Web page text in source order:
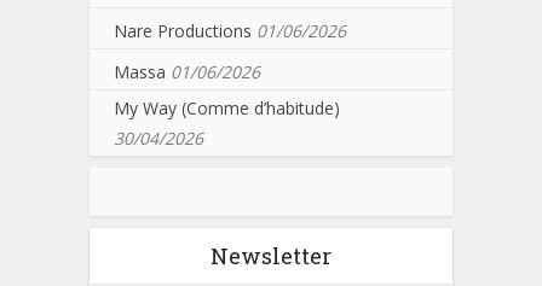
Nare Productions 01/06/2026
Massa 01/06/2026
My Way (Comme d’habitude)
30/04/2026
Newsletter